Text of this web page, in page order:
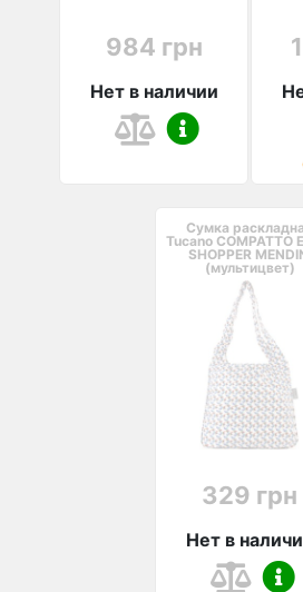
984 грн
Нет в наличии
Сумка
Tucano COMPATTO
SHOPPER
(мультицвет)
329 грн
Нет в